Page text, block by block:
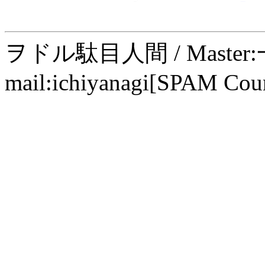
ヲドル駄目人間 /
mail:ichiyanagi[SPAM